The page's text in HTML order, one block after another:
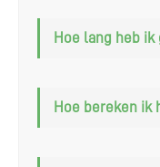
Hoe lang heb
Hoe bereken ik